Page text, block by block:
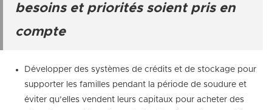
besoins et priorités soient pris en
compte
Développer des systèmes de crédits et de stockage pour
supporter les familles pendant la période de soudure et
éviter qu’elles vendent leurs capitaux pour acheter des